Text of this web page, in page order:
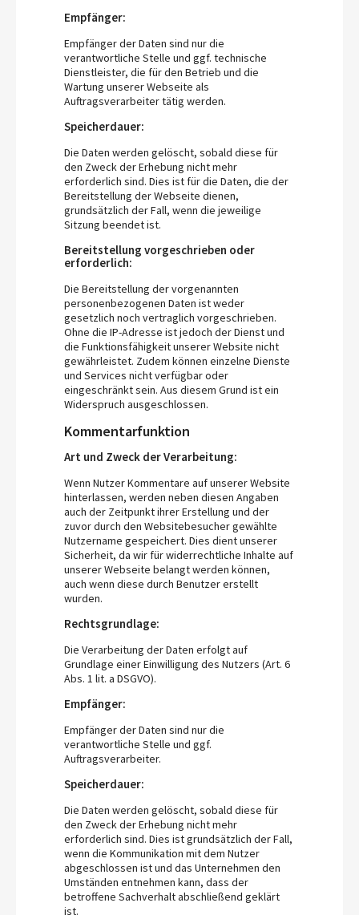
Empfänger:
Empfänger der Daten sind nur die
verantwortliche Stelle und ggf. technische
Dienstleister, die für den Betrieb und die
Wartung unserer Webseite als
Auftragsverarbeiter tätig werden.
Speicherdauer:
Die Daten werden gelöscht, sobald diese für
den Zweck der Erhebung nicht mehr
erforderlich sind. Dies ist für die Daten, die der
Bereitstellung der Webseite dienen,
grundsätzlich der Fall, wenn die jeweilige
Sitzung beendet ist.
Bereitstellung vorgeschrieben oder
erforderlich:
Die Bereitstellung der vorgenannten
personenbezogenen Daten ist weder
gesetzlich noch vertraglich vorgeschrieben.
Ohne die IP-Adresse ist jedoch der Dienst und
die Funktionsfähigkeit unserer Website nicht
gewährleistet. Zudem können einzelne Dienste
und Services nicht verfügbar oder
eingeschränkt sein. Aus diesem Grund ist ein
Widerspruch ausgeschlossen.
Kommentarfunktion
Art und Zweck der Verarbeitung:
Wenn Nutzer Kommentare auf unserer Website
hinterlassen, werden neben diesen Angaben
auch der Zeitpunkt ihrer Erstellung und der
zuvor durch den Websitebesucher gewählte
Nutzername gespeichert. Dies dient unserer
Sicherheit, da wir für widerrechtliche Inhalte auf
unserer Webseite belangt werden können,
auch wenn diese durch Benutzer erstellt
wurden.
Rechtsgrundlage:
Die Verarbeitung der Daten erfolgt auf
Grundlage einer Einwilligung des Nutzers (Art. 6
Abs. 1 lit. a DSGVO).
Empfänger:
Empfänger der Daten sind nur die
verantwortliche Stelle und ggf.
Auftragsverarbeiter.
Speicherdauer:
Die Daten werden gelöscht, sobald diese für
den Zweck der Erhebung nicht mehr
erforderlich sind. Dies ist grundsätzlich der Fall,
wenn die Kommunikation mit dem Nutzer
abgeschlossen ist und das Unternehmen den
Umständen entnehmen kann, dass der
betroffene Sachverhalt abschließend geklärt
ist.